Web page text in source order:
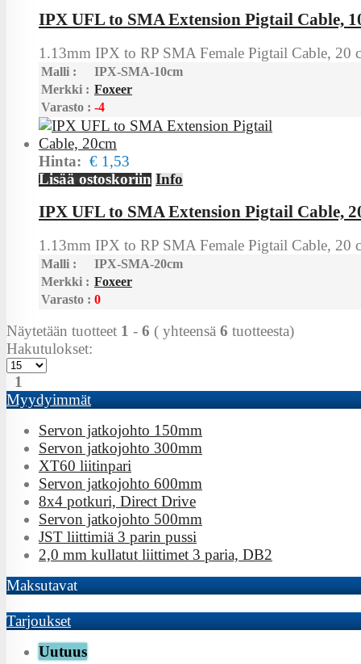
IPX UFL to SMA Extension Pigtail Cable,
1.13mm IPX to RP SMA Female Pigtail Cable, 20
Malli :
IPX-SMA-10cm
Merkki : Foxeer
Varasto : -4
Hinta: € 1,53
Lisää ostoskoriin Info
IPX UFL to SMA Extension Pigtail Cable,
1.13mm IPX to RP SMA Female Pigtail Cable, 20
Malli :
IPX-SMA-20cm
Merkki : Foxeer
Varasto : 0
Näytetään tuotteet 1 - 6 ( yhteensä 6 tuotteesta)
Hakutulokset:
1
Myydyimmät
Servon jatkojohto 150mm
Servon jatkojohto 300mm
XT60 liitinpari
Servon jatkojohto 600mm
8x4 potkuri, Direct Drive
Servon jatkojohto 500mm
JST liittimiä 3 parin pussi
2,0 mm kullatut liittimet 3 paria, DB2
Maksutavat
Tarjoukset
Uutuus